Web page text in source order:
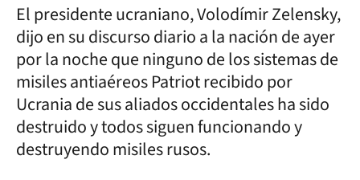
El presidente ucraniano, Volodímir Zelensky,
dijo en su discurso diario a la nación de ayer
por la noche que ninguno de los sistemas de
misiles antiaéreos Patriot recibido por
Ucrania de sus aliados occidentales ha sido
destruido y todos siguen funcionando y
destruyendo misiles rusos.